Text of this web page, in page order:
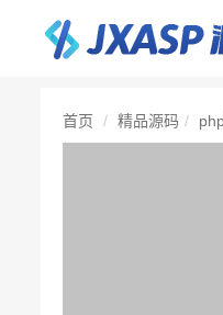
首页 精品源码